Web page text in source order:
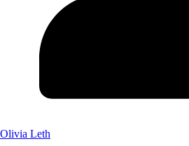
Olivia Leth